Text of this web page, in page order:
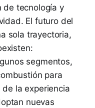
de tecnología y
El futuro del
sola trayectoria,
segmentos,
para
la experiencia
nuevas